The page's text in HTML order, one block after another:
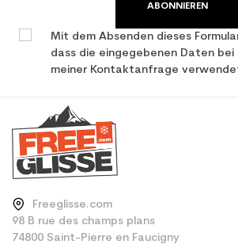
ABONNIEREN
Mit dem Absenden dieses
dass die eingegebenen Daten
meiner Kontaktanfrage
Freeglisse.com
98 B rue des champs plans
74800 Saint-Pierre en Faucigny